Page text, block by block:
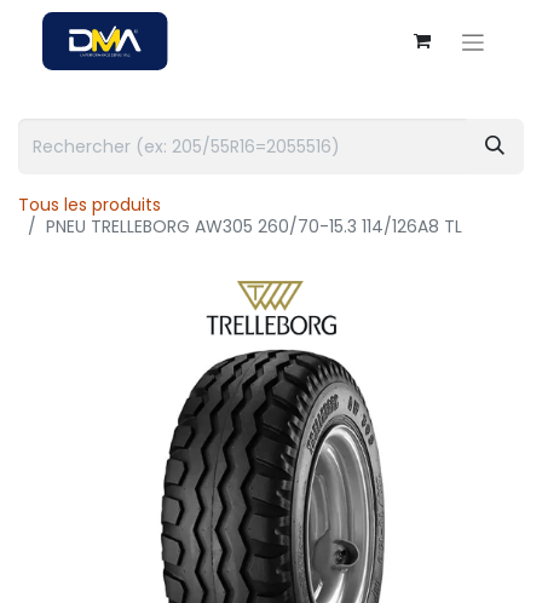
Tous les produits
PNEU TRELLEBORG AW305 260/70-15.3 114/126A8 TL